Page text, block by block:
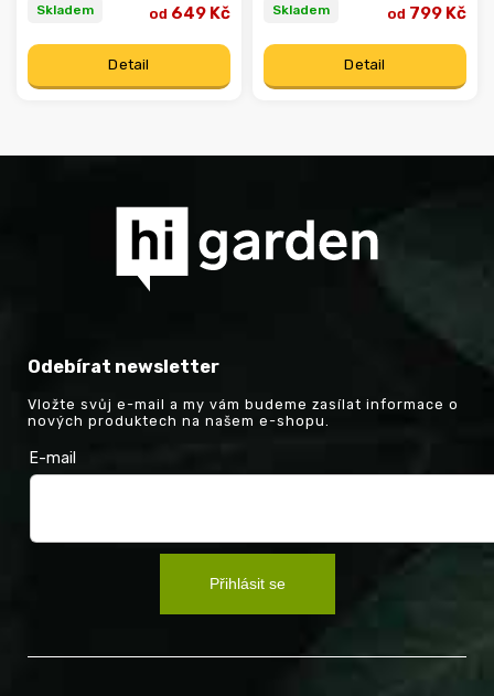
Skladem od 649 Kč
Detail
Skladem od 799 Kč
Detail
Odebírat newsletter
Vložte svůj e-mail a my vám budeme zasílat informace o
nových produktech na našem e-shopu.
E-mail
Přihlásit se